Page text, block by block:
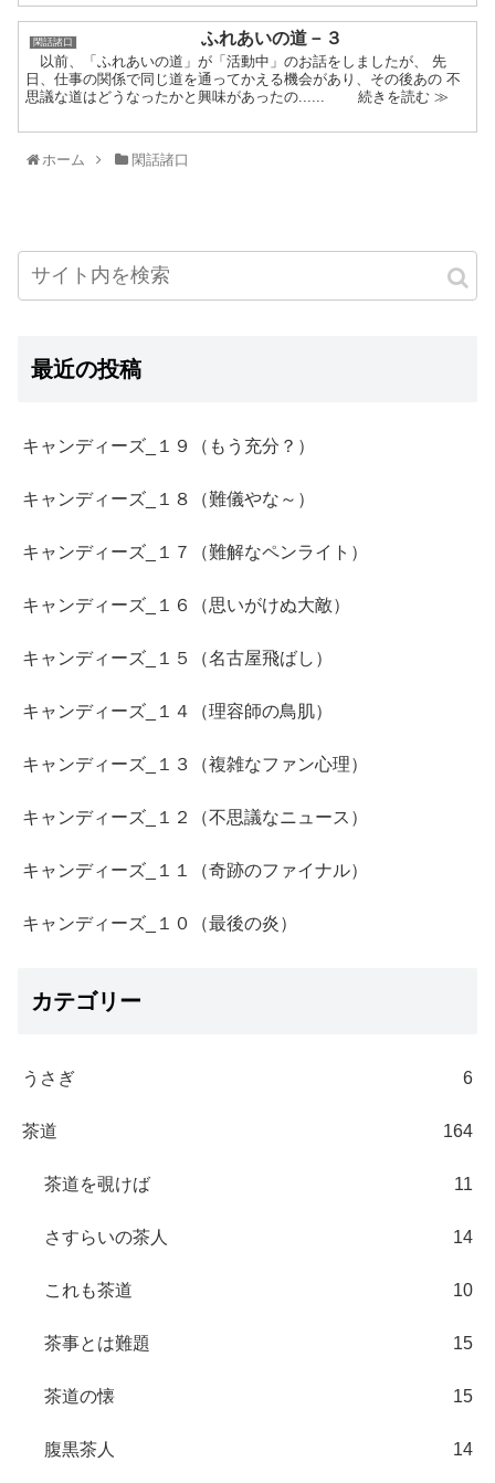
閑話諸口 ふれあいの道－３
以前、「ふれあいの道」が「活動中」のお話をしましたが、 先
日、仕事の関係で同じ道を通ってかえる機会があり、その後あの 不
思議な道はどうなったかと興味があったの...... 続きを読む ≫
ホーム 閑話諸口
最近の投稿
キャンディーズ_１９（もう充分？）
キャンディーズ_１８（難儀やな～）
キャンディーズ_１７（難解なペンライト）
キャンディーズ_１６（思いがけぬ大敵）
キャンディーズ_１５（名古屋飛ばし）
キャンディーズ_１４（理容師の鳥肌）
キャンディーズ_１３（複雑なファン心理）
キャンディーズ_１２（不思議なニュース）
キャンディーズ_１１（奇跡のファイナル）
キャンディーズ_１０（最後の炎）
カテゴリー
うさぎ 6
茶道 164
茶道を覗けば 11
さすらいの茶人 14
これも茶道 10
茶事とは難題 15
茶道の懐 15
腹黒茶人 14